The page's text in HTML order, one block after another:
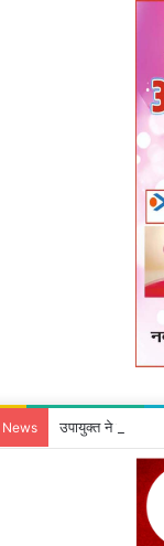
उपायुक्‍त ने जन